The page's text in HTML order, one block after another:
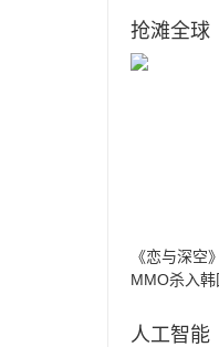
抢滩全球
《恋与深空
MMO杀入
人工智能